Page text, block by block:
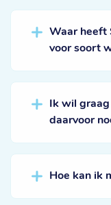
Waar heeft
voor soort
Ik wil graag
daarvoor
Hoe kan ik